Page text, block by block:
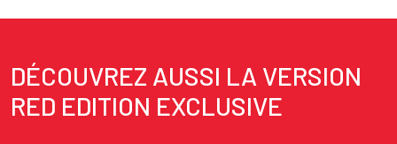
DÉCOUVREZ AUSSI LA VERSION
RED EDITION EXCLUSIVE